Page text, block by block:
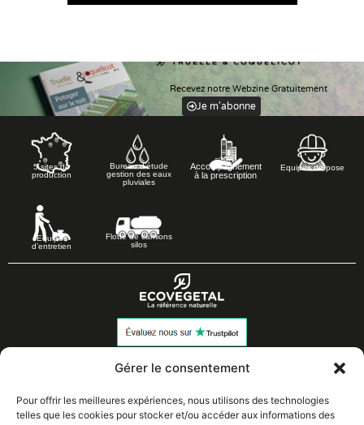
Gérer le consentement
Pour offrir les meilleures expériences, nous utilisons des technologies
telles que les cookies pour stocker et/ou accéder aux informations des
Recevez notre Webzine Gratuitement
Je m'abonne
5 sites de
production
Bureau d’étude
gestion des eaux
pluviales
Accompagnement
à la prescription
Equipes de pose
Equipes
d’entretien
Flotte de camions
silos
02 37 43 18 56
28410 BROUE